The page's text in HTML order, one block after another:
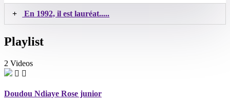
En 1992, il est lauréat.....
Playlist
2 Videos
Doudou Ndiaye Rose junior